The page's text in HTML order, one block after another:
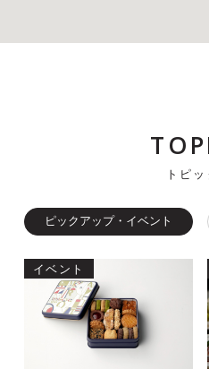
トピッ
ピックアップ・イベント
イベント